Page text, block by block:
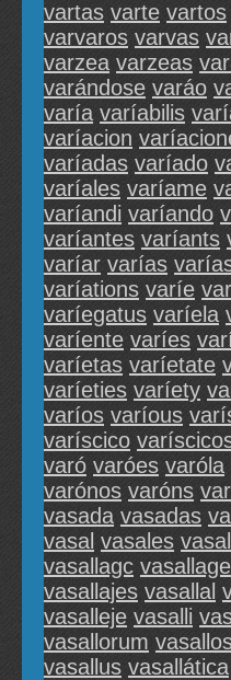
vartas varte vartos
varvaros varvas
varzea varzeas
varándose varáo
varía varíabilis
varíacion
varíadas varíado
varíales varíame
varíandi varíando
varíantes varíants
varíar varías
varíations varíe
varíegatus varíela
varíente varíes
varíetas varíetate
varíeties varíety
varíos varíous
varíscico
varó varóes varóla
varónos varóns
vasada vasadas
vasal vasales
vasallagc vasallage
vasallajes vasallal
vasalleje vasalli
vasallorum
vasallus vasallática